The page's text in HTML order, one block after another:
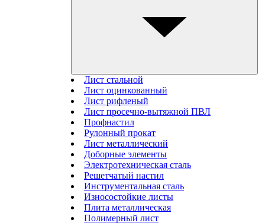
Лист стальной
Лист оцинкованный
Лист рифленый
Лист просечно-вытяжной ПВЛ
Профнастил
Рулонный прокат
Лист металлический
Доборные элементы
Электротехническая сталь
Решетчатый настил
Инструментальная сталь
Износостойкие листы
Плита металлическая
Полимерный лист